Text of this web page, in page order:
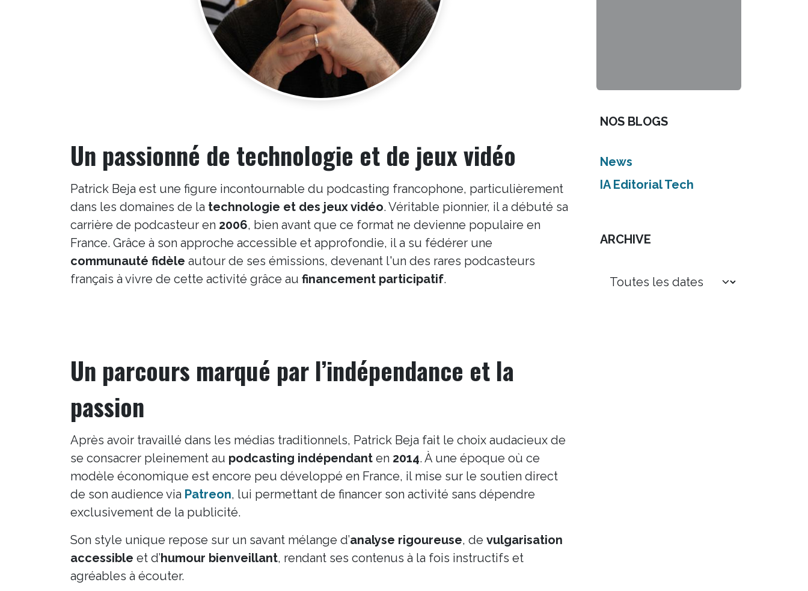
Un passionné de technologie et de jeux vidéo
Patrick Beja est une figure incontournable du podcasting francophone, particulièrement
dans les domaines de la technologie et des jeux vidéo. Véritable pionnier, il a débuté sa
carrière de podcasteur en 2006, bien avant que ce format ne devienne populaire en
France. Grâce à son approche accessible et approfondie, il a su fédérer une
communauté fidèle autour de ses émissions, devenant l'un des rares podcasteurs
français à vivre de cette activité grâce au financement participatif.
Un parcours marqué par l’indépendance et la
passion
Après avoir travaillé dans les médias traditionnels, Patrick Beja fait le choix audacieux de
se consacrer pleinement au podcasting indépendant en 2014. À une époque où ce
modèle économique est encore peu développé en France, il mise sur le soutien direct
de son audience via Patreon, lui permettant de financer son activité sans dépendre
exclusivement de la publicité.
Son style unique repose sur un savant mélange d’analyse rigoureuse, de vulgarisation
accessible et d’humour bienveillant, rendant ses contenus à la fois instructifs et
agréables à écouter.
NOS BLOGS
News
IA Editorial Tech
ARCHIVE